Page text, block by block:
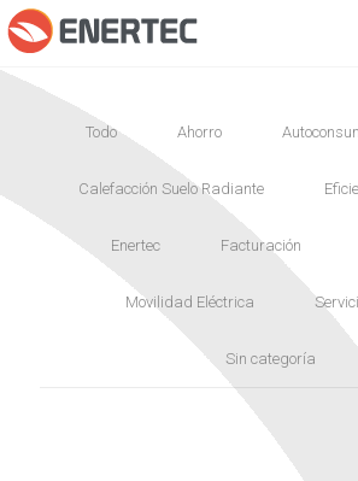
Todo Ahorro
Calefacción Suelo Radiante
Enertec Facturación
Movilidad Eléctrica
Sin categoría